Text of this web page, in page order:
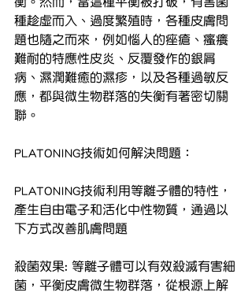
種趁虛而入、過度繁殖時，各種皮膚問
題也隨之而來，例如惱人的痤瘡、瘙癢
難耐的特應性皮炎、反覆發作的銀屑
病、濕潤難癒的濕疹，以及各種過敏反
應，都與微生物群落的失衡有著密切關
聯。
PLATONING技術如何解決問題：
PLATONING技術利用等離子體的特性，
產生自由電子和活化中性物質，通過以
下方式改善肌膚問題
殺菌效果: 等離子體可以有效殺滅有害細
菌，平衡皮膚微生物群落，從根源上解